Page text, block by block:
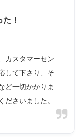
！
カスタマーセン
して下さり、そ
ど一切かかりま
ださいました。​